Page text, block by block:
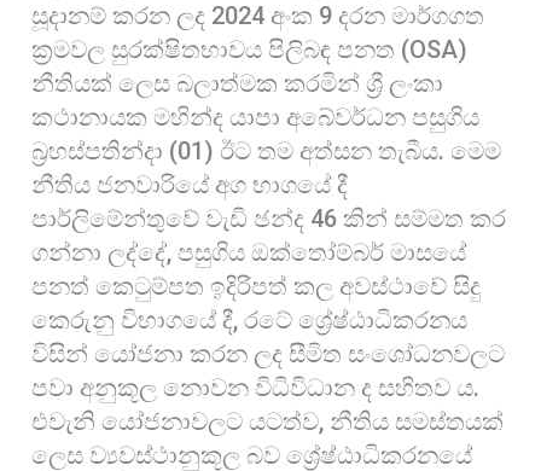
p
සූදානම් කරන ලද 2024 අංක 9 දරන මාර්ගගත
ක්‍රමවල සුරක්ෂිතභාවය පිලිබඳ පනත (OSA)
නීතියක් ලෙස බලාත්මක කරමින් ශ්‍රී ලංකා
කථානායක මහින්ද යාපා අබේවර්ධන පසුගිය
බ්‍රහස්පතින්දා (01) ඊට තම අත්සන තැබීය. මෙම
නීතිය ජනවාරියේ අග භාගයේ දී
පාර්ලිමේන්තුවේ වැඩි ඡන්ද 46 කින් සම්මත කර
ගන්නා ලද්දේ, පසුගිය ඔක්තෝම්බර් මාසයේ
පනත් කෙටුම්පත ඉදිරිපත් කල අවස්ථාවේ සිදු
කෙරුනු විභාගයේ දී, රටේ ශ්‍රේෂ්ඨාධිකරනය
විසින් යෝජනා කරන ලද සීමිත සංශෝධනවලට
පවා අනුකූල නොවන විධිවිධාන ද සහිතව ය.
එවැනි යෝජනාවලට යටත්ව, නීතිය සමස්තයක්
ලෙස ව්‍යවස්ථානුකූල බව ශ්‍රේෂ්ඨාධිකරනයේ